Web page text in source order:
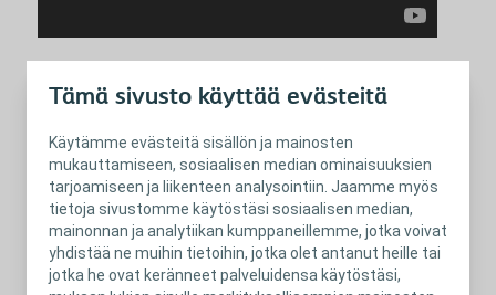
Tämä sivusto käyttää evästeitä
Käytämme evästeitä sisällön ja mainosten
mukauttamiseen, sosiaalisen median ominaisuuksien
tarjoamiseen ja liikenteen analysointiin. Jaamme myös
tietoja sivustomme käytöstäsi sosiaalisen median,
mainonnan ja analytiikan kumppaneillemme, jotka voivat
yhdistää ne muihin tietoihin, jotka olet antanut heille tai
jotka he ovat keränneet palveluidensa käytöstäsi,
Sulje
Katso video
Hauiskääntö
Katso video